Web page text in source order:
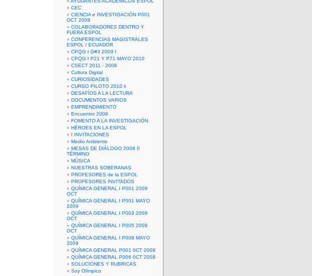
CEC
CIENCIA e INVESTIGACIÓN P001
OCT 2008
COLABORADORES DENTRO Y
FUERA ESPOL
CONFERENCIAS MAGISTRALES
ESPOL / ECUADOR
CPQG I G#3 2009 I
CPQG I P21 Y P71 MAYO 2010
CSECT 2011 - 2008
Cultura Digital
CURIOSIDADES
CURSO PILOTO 2010 ii
DESAFÍOS A LA LECTURA
DOCUMENTOS VARIOS
EMPRENDIMIENTO
Encuentro 2008
FOMENTO A LA INVESTIGACIÓN
HÉROES EN LA ESPOL
I INVITACIONES
Medio Ambiente
MESAS DE DIÁLOGO 2008 II
TÉRMINO
MÚSICA
NUESTRAS SOBERANAS
PROFESORES de la ESPOL
PROFESORES INVITADOS
QUÍMICA GENERAL I P001 2009
OCT
QUÍMICA GENERAL I P001 MAYO
2009
QUÍMICA GENERAL I P003 2009
OCT
QUÍMICA GENERAL I P005 2009
OCT
QUÍMICA GENERAL I P008 MAYO
2009
QUÍMICA GENERAL P001 0CT 2008
QUÍMICA GENERAL P006 0CT 2008
SOLUCIONES Y RUBRICAS
Soy Olímpico